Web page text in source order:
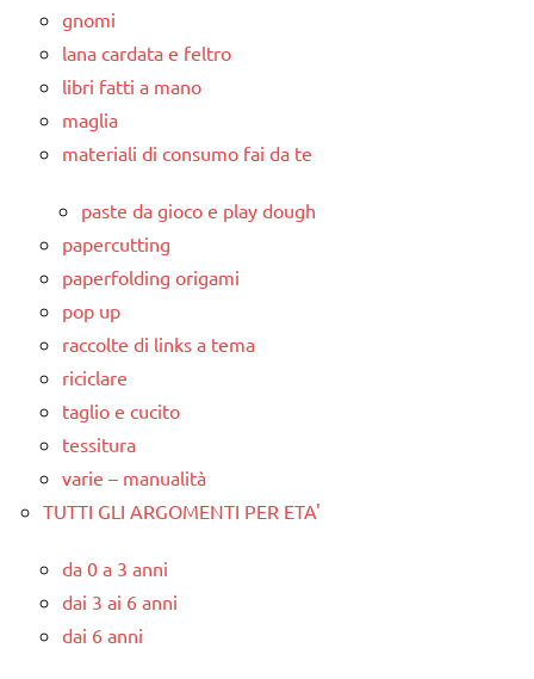
gnomi
lana cardata e feltro
libri fatti a mano
maglia
materiali di consumo fai da te
paste da gioco e play dough
papercutting
paperfolding origami
pop up
raccolte di links a tema
riciclare
taglio e cucito
tessitura
varie – manualità
TUTTI GLI ARGOMENTI PER ETA'
da 0 a 3 anni
dai 3 ai 6 anni
dai 6 anni